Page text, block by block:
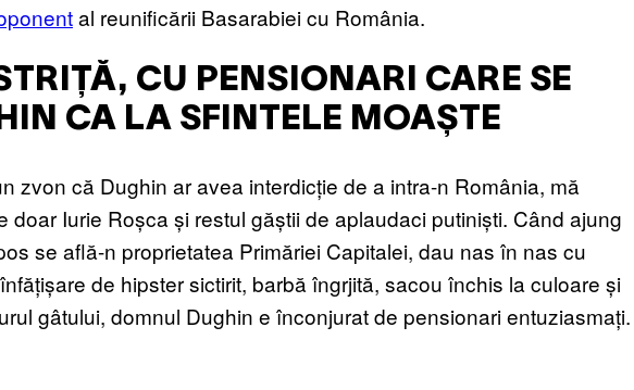
al reunificării Basarabiei cu România.
CU PENSIONARI CARE SE
CA LA SFINTELE MOAȘTE
zvon că Dughin ar avea interdicție de a intra-n România, mă
doar Iurie Roșca și restul găștii de aplaudaci putiniști. Când ajung
se află-n proprietatea Primăriei Capitalei, dau nas în nas cu
de hipster sictirit, barbă îngrjită, sacou închis la culoare și
gâtului, domnul Dughin e înconjurat de pensionari entuziasmați.